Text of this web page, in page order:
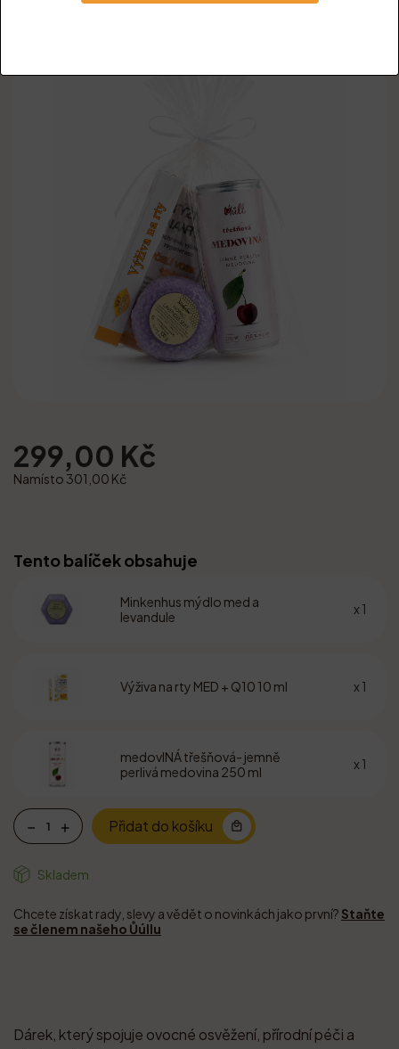
Výrobce:Úůll ecommerce s.r.o.
299,00 Kč
Namísto 301,00 Kč
Tento balíček obsahuje
Minkenhus mýdlo med a
levandule
x 1
Výživa na rty MED + Q10 10 ml x 1
medovINÁ třešňová- jemně
perlivá medovina 250 ml
x 1
Přidat do košíku
Skladem
Chcete získat rady, slevy a vědět o novinkách jako první? Staňte
se členem našeho Ůúllu
Dárek, který spojuje ovocné osvěžení, přírodní péči a